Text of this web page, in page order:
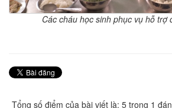
Các cháu học sinh phục vụ hỗ trợ
Tổng số điểm của bài viết là: 5 trong 1